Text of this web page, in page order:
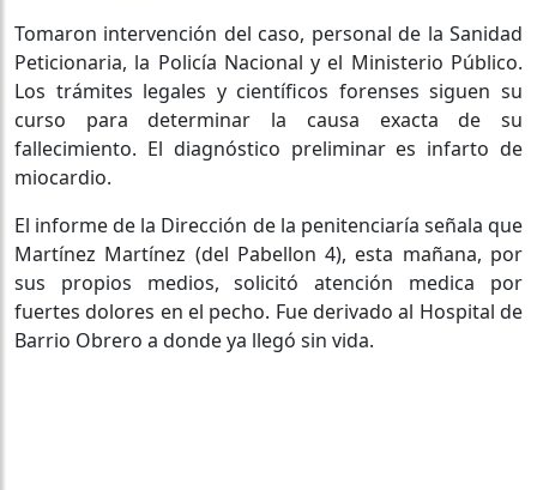
Tomaron intervención del caso, personal de la Sanidad
Peticionaria, la Policía Nacional y el Ministerio Público.
Los trámites legales y científicos forenses siguen su
curso para determinar la causa exacta de su
fallecimiento. El diagnóstico preliminar es infarto de
miocardio.
El informe de la Dirección de la penitenciaría señala que
Martínez Martínez (del Pabellon 4), esta mañana, por
sus propios medios, solicitó atención medica por
fuertes dolores en el pecho. Fue derivado al Hospital de
Barrio Obrero a donde ya llegó sin vida.